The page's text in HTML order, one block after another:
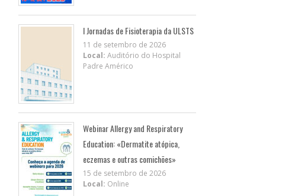
I Jornadas de Fisioterapia da ULSTS
11 de setembro de 2026
Local: Auditório do Hospital
Padre Américo
Webinar Allergy and Respiratory
Education: «Dermatite atópica,
eczemas e outras comichões»
15 de setembro de 2026
Local: Online